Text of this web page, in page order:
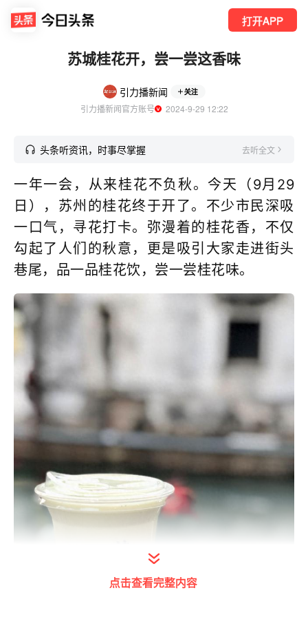
打开APP
苏城桂花开，尝一尝这香味
引力播新闻 关注
引力播新闻官方账号
  2024-9-29 12:22
头条听资讯，时事尽掌握 去听全文
一年一会，从来桂花不负秋。今天（9月29
日），苏州的桂花终于开了。不少市民深吸
一口气，寻花打卡。弥漫着的桂花香，不仅
勾起了人们的秋意，更是吸引大家走进街头
巷尾，品一品桂花饮，尝一尝桂花味。
点击查看完整内容